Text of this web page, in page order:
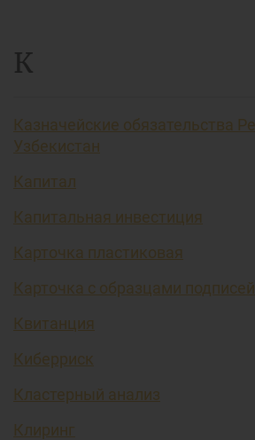
К
Казначейские обязательства
Узбекистан
Капитал
Капитальная инвестиция
Карточка пластиковая
Карточка с образцами подписей
Квитанция
Киберриск
Кластерный анализ
Клиринг